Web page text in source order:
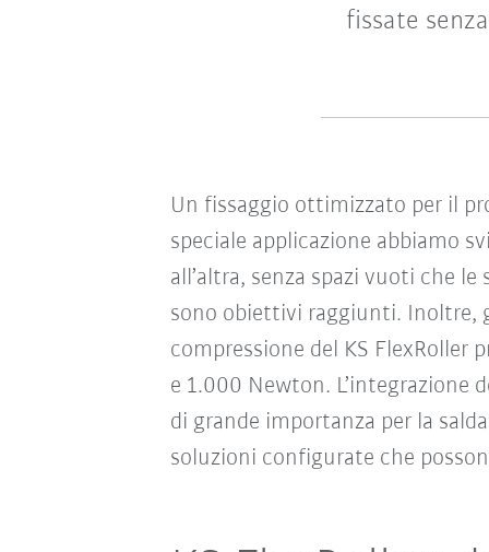
fissate
Un fissaggio ottimizzato per il
speciale applicazione abbiamo
all’altra, senza spazi vuoti che
sono obiettivi raggiunti. Inoltre,
compressione del KS FlexRoller
e 1.000 Newton. L’integrazione
di grande importanza per la
soluzioni configurate che